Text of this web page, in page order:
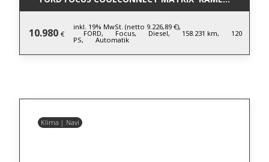
10.980 €
inkl. 19% MwSt. (netto 9.226,89 €),
FORD, Focus, Diesel, 158.231 km, 120
PS, Automatik
Klima | Navi